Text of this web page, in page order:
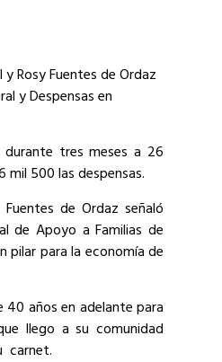
Rosy Fuentes de Ordaz
y Despensas en
durante tres meses a 26
500 las despensas.
de Ordaz señaló
de Apoyo a Familias de
pilar para la economía de
años en adelante para
llego a su comunidad
carnet.